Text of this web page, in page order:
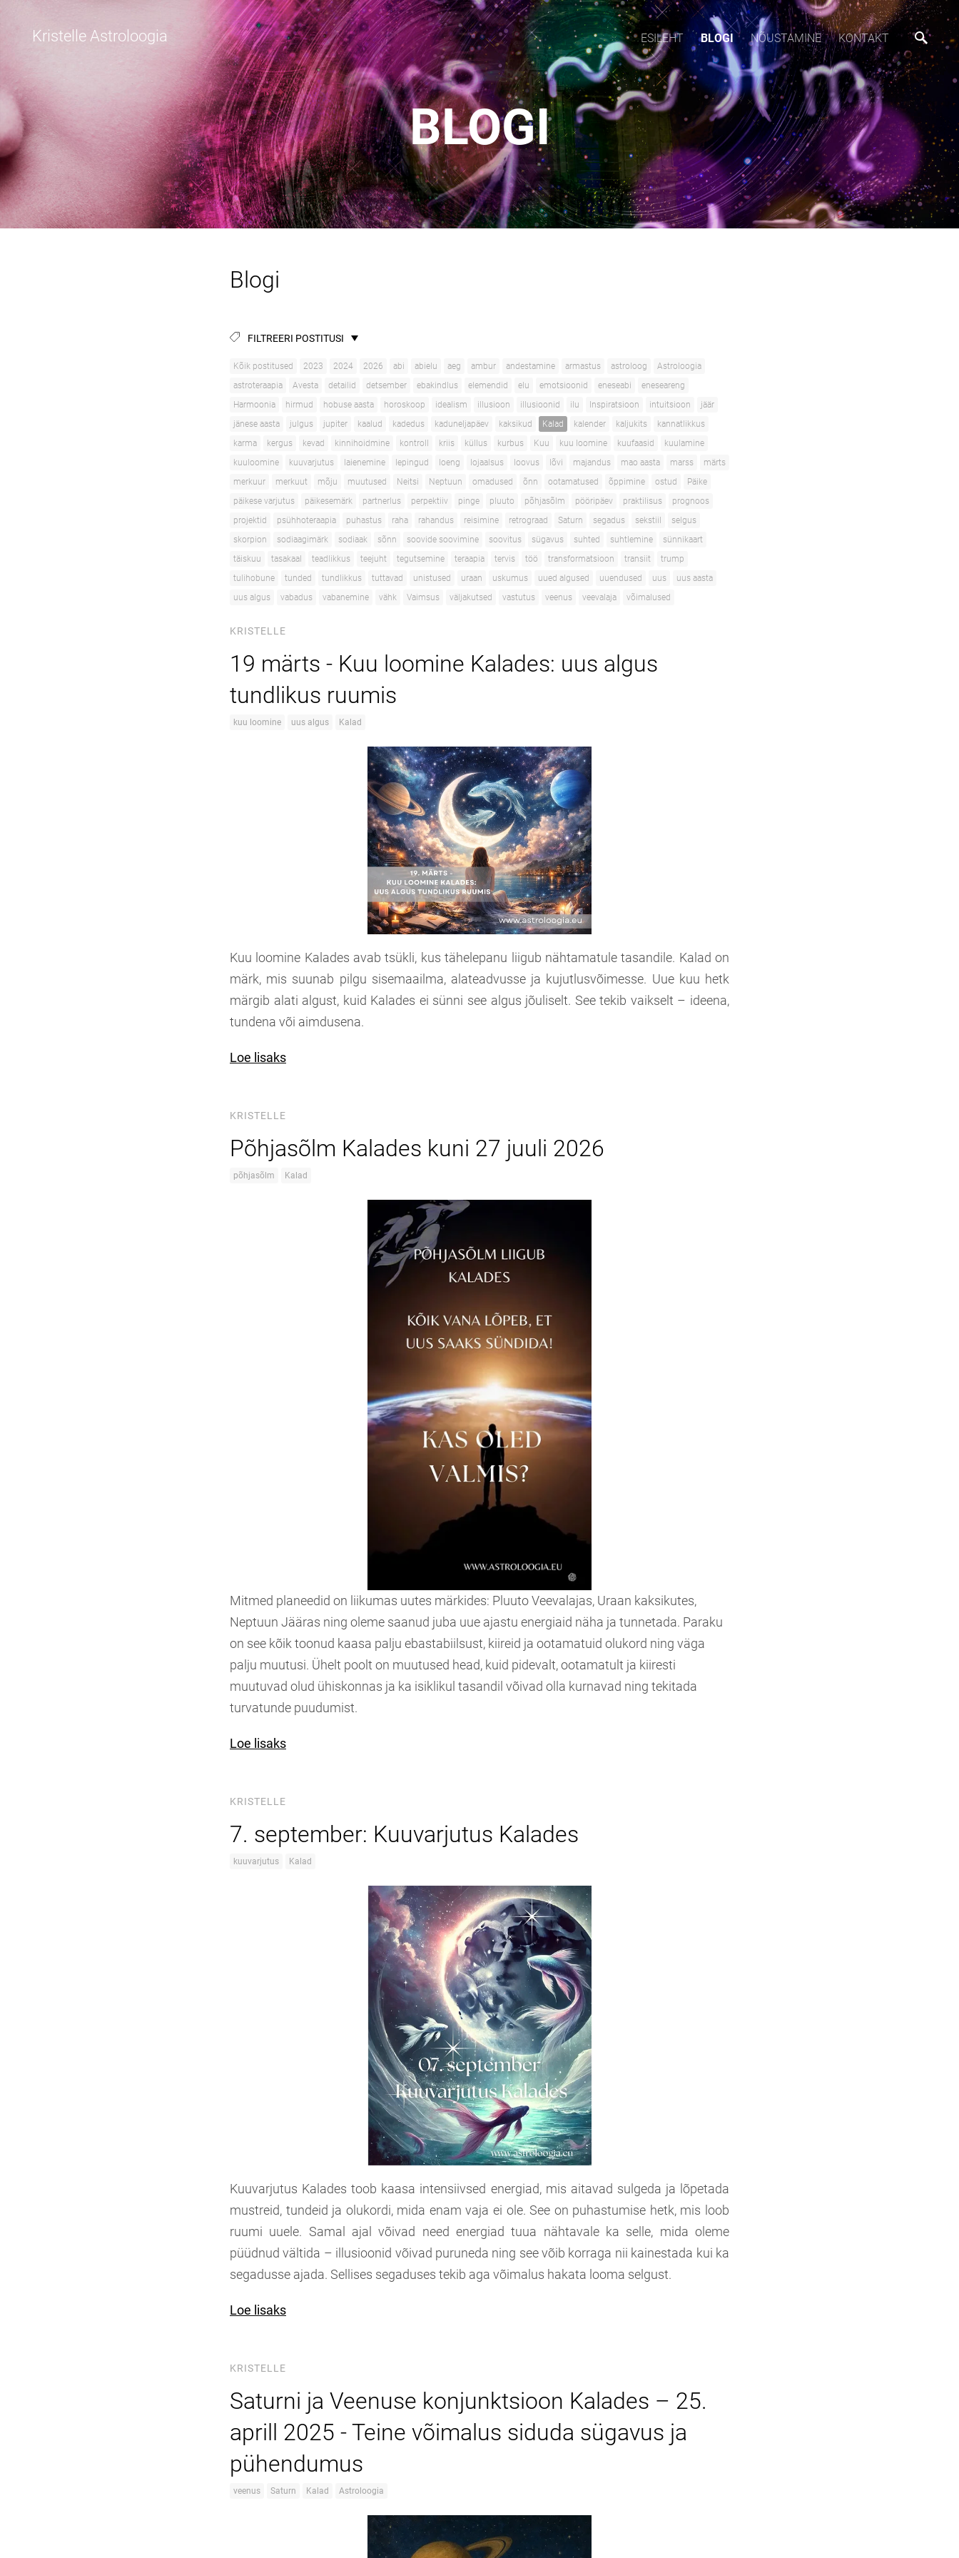
Kristelle Astroloogia ESILEHT BLOGI NÕUSTAMINE KONTAKT
BLOGI
Blogi
FILTREERI POSTITUSI
Kõik postitused 2023 2024 2026 abi abielu aeg ambur andestamine armastus astroloog
Astroloogia
astroteraapia
Avesta detailid detsember ebakindlus elemendid elu emotsioonid eneseabi
eneseareng
Harmoonia
hirmud hobuse aasta horoskoop idealism illusioon illusioonid ilu Inspiratsioon intuitsioon
jäär
jänese aasta
julgus jupiter kaalud kadedus kaduneljapäev kaksikud Kalad kalender kaljukits
kannatlikkus
karma
kergus kevad kinnihoidmine kontroll kriis küllus kurbus Kuu kuu loomine kuufaasid
kuulamine
kuuloomine
kuuvarjutus laienemine lepingud loeng lojaalsus loovus lõvi majandus mao aasta marss
märts
merkuur
merkuut mõju muutused Neitsi Neptuun omadused õnn ootamatused õppimine ostud
Päike
päikese varjutus
päikesemärk partnerlus perpektiiv pinge pluuto põhjasõlm pööripäev praktilisus
prognoos
projektid
psühhoteraapia puhastus raha rahandus reisimine retrograad Saturn segadus sekstiil
selgus
skorpion
sodiaagimärk sodiaak sõnn soovide soovimine soovitus sügavus suhted suhtlemine
sünnikaart
täiskuu
tasakaal teadlikkus teejuht tegutsemine teraapia tervis töö transformatsioon transiit
trump
tulihobune
tunded tundlikkus tuttavad unistused uraan uskumus uued algused uuendused uus
uus aasta
uus algus
vabadus vabanemine vähk Vaimsus väljakutsed vastutus veenus veevalaja võimalused
KRISTELLE
19 märts - Kuu loomine Kalades: uus algus
tundlikus ruumis
kuu loomine uus algus Kalad
Kuu loomine Kalades avab tsükli, kus tähelepanu liigub nähtamatule tasandile. Kalad on
märk, mis suunab pilgu sisemaailma, alateadvusse ja kujutlusvõimesse. Uue kuu hetk
märgib alati algust, kuid Kalades ei sünni see algus jõuliselt. See tekib vaikselt – ideena,
tundena või aimdusena.
Loe lisaks
KRISTELLE
Põhjasõlm Kalades kuni 27 juuli 2026
põhjasõlm Kalad
Mitmed planeedid on liikumas uutes märkides: Pluuto Veevalajas, Uraan kaksikutes,
Neptuun Jääras ning oleme saanud juba uue ajastu energiaid näha ja tunnetada. Paraku
on see kõik toonud kaasa palju ebastabiilsust, kiireid ja ootamatuid olukord ning väga
palju muutusi. Ühelt poolt on muutused head, kuid pidevalt, ootamatult ja kiiresti
muutuvad olud ühiskonnas ja ka isiklikul tasandil võivad olla kurnavad ning tekitada
turvatunde puudumist.
Loe lisaks
KRISTELLE
7. september: Kuuvarjutus Kalades
kuuvarjutus Kalad
Kuuvarjutus Kalades toob kaasa intensiivsed energiad, mis aitavad sulgeda ja lõpetada
mustreid, tundeid ja olukordi, mida enam vaja ei ole. See on puhastumise hetk, mis loob
ruumi uuele. Samal ajal võivad need energiad tuua nähtavale ka selle, mida oleme
püüdnud vältida – illusioonid võivad puruneda ning see võib korraga nii kainestada kui ka
segadusse ajada. Sellises segaduses tekib aga võimalus hakata looma selgust.
Loe lisaks
KRISTELLE
Saturni ja Veenuse konjunktsioon Kalades – 25.
aprill 2025 - Teine võimalus siduda sügavus ja
pühendumus
veenus Saturn Kalad Astroloogia